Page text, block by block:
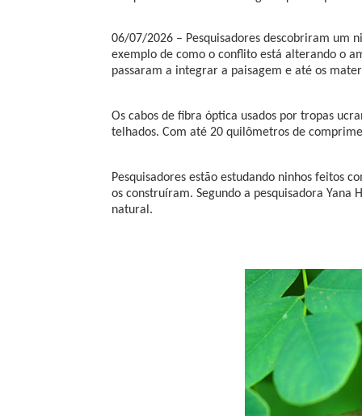
06/07/2026 – Pesquisadores descobriram um
exemplo de como o conflito está alterando o
passaram a integrar a paisagem e até os
Os cabos de fibra óptica usados por tropas
telhados. Com até 20 quilômetros de
Pesquisadores estão estudando ninhos feitos
os construíram. Segundo a pesquisadora
natural.